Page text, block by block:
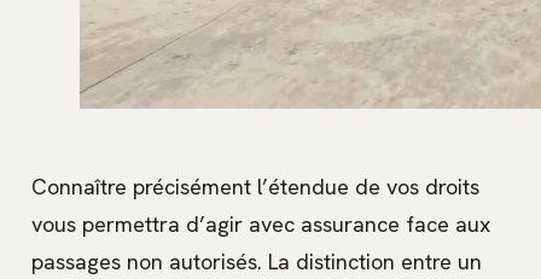
Connaître précisément l’étendue de vos droits
vous permettra d’agir avec assurance face aux
passages non autorisés. La distinction entre un